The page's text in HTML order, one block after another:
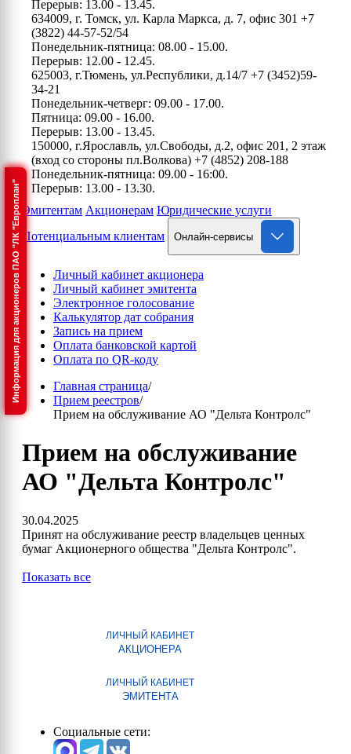
Информация для акционеров ПАО "ЛК "Европлан"
Перерыв: 13.00 - 13.45.
634009, г. Томск, ул. Карла Маркса, д. 7, офис 301 +7
(3822) 44-57-52/54
Понедельник-пятница: 08.00 - 15.00.
Перерыв: 12.00 - 12.45.
625003, г.Тюмень, ул.Республики, д.14/7 +7 (3452)59-
34-21
Понедельник-четверг: 09.00 - 17.00.
Пятница: 09.00 - 16.00.
Перерыв: 13.00 - 13.45.
150000, г.Ярославль, ул.Свободы, д.2, офис 201, 2 этаж
(вход со стороны пл.Волкова) +7 (4852) 208-188
Понедельник-пятница: 09.00 - 16:00.
Перерыв: 13.00 - 13.30.
Эмитентам Акционерам Юридические услуги
Потенциальным клиентам
Онлайн-сервисы
Личный кабинет акционера
Личный кабинет эмитента
Электронное голосование
Калькулятор дат собрания
Запись на прием
Оплата банковской картой
Оплата по QR-коду
Главная страница/
Прием реестров/
Прием на обслуживание АО "Дельта Контролс"
Прием на обслуживание
АО "Дельта Контролс"
30.04.2025
Принят на обслуживание реестр владельцев ценных
бумаг Акционерного общества "Дельта Контролс".
Показать все
ЛИЧНЫЙ КАБИНЕТ
АКЦИОНЕРА
ЛИЧНЫЙ КАБИНЕТ
ЭМИТЕНТА
Социальные сети: